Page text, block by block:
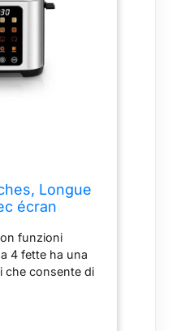
de
para su cocina.
Longue
écran
Grille Pain,
Réc
funzioni
4 fette ha una
che consente di
Inoltre, non